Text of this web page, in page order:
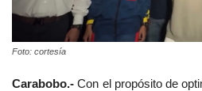
Foto: cortesía
Carabobo.-Con el propósito de